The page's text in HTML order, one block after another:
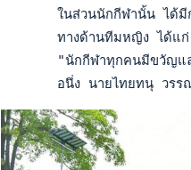
ในส่วนนักกีฬานั้น ได้
ทางด้านทีมหญิง ได้แ
"นักกีฬาทุกคนมีขวัญแ
อนึ่ง นายไทยทนุ วร